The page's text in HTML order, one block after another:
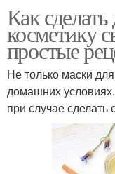
Как
косметику
простые
Не только маски
домашних
при случае сделать